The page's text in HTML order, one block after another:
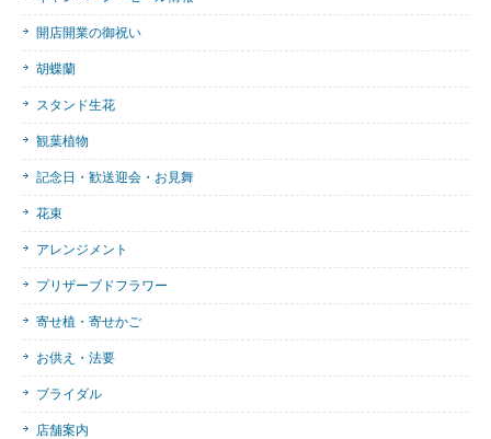
開店開業の御祝い
胡蝶蘭
スタンド生花
観葉植物
記念日・歓送迎会・お見舞
花束
アレンジメント
プリザーブドフラワー
寄せ植・寄せかご
お供え・法要
ブライダル
店舗案内